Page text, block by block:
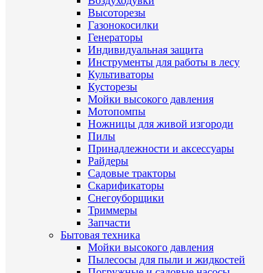
Высоторезы
Газонокосилки
Генераторы
Индивидуальная защита
Инструменты для работы в лесу
Культиваторы
Кусторезы
Мойки высокого давления
Мотопомпы
Ножницы для живой изгороди
Пилы
Принадлежности и аксессуары
Райдеры
Садовые тракторы
Скарификаторы
Снегоуборщики
Триммеры
Запчасти
Бытовая техника
Мойки высокого давления
Пылесосы для пыли и жидкостей